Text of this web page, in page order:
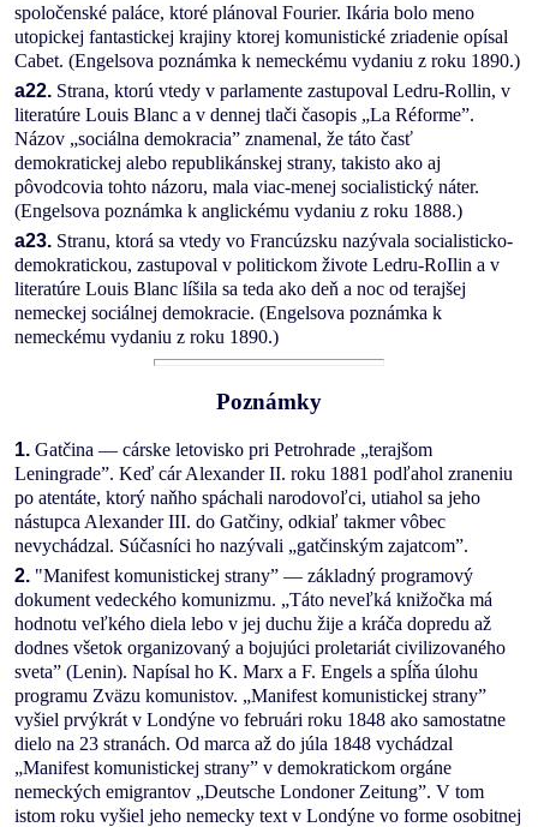
spoločenské paláce, ktoré plánoval Fourier. Ikária bolo meno
utopickej fantastickej krajiny ktorej komunistické zriadenie opísal
Cabet. (Engelsova poznámka k nemeckému vydaniu z roku 1890.)
a22. Strana, ktorú vtedy v parlamente zastupoval Ledru-Rollin, v
literatúre Louis Blanc a v dennej tlači časopis „La Réforme”.
Názov „sociálna demokracia” znamenal, že táto časť
demokratickej alebo republikánskej strany, takisto ako aj
pôvodcovia tohto názoru, mala viac-menej socialistický náter.
(Engelsova poznámka k anglickému vydaniu z roku 1888.)
a23. Stranu, ktorá sa vtedy vo Francúzsku nazývala socialisticko-
demokratickou, zastupoval v politickom živote Ledru-RoIlin a v
literatúre Louis Blanc líšila sa teda ako deň a noc od terajšej
nemeckej sociálnej demokracie. (Engelsova poznámka k
nemeckému vydaniu z roku 1890.)
Poznámky
1. Gatčina — cárske letovisko pri Petrohrade „terajšom
Leningrade”. Keď cár Alexander II. roku 1881 podľahol zraneniu
po atentáte, ktorý naňho spáchali narodovoľci, utiahol sa jeho
nástupca Alexander III. do Gatčiny, odkiaľ takmer vôbec
nevychádzal. Súčasníci ho nazývali „gatčinským zajatcom”.
2. "Manifest komunistickej strany” — základný programový
dokument vedeckého komunizmu. „Táto neveľká knižočka má
hodnotu veľkého diela lebo v jej duchu žije a kráča dopredu až
dodnes všetok organizovaný a bojujúci proletariát civilizovaného
sveta” (Lenin). Napísal ho K. Marx a F. Engels a spĺňa úlohu
programu Zväzu komunistov. „Manifest komunistickej strany”
vyšiel prvýkrát v Londýne vo februári roku 1848 ako samostatne
dielo na 23 stranách. Od marca až do júla 1848 vychádzal
„Manifest komunistickej strany” v demokratickom orgáne
nemeckých emigrantov „Deutsche Londoner Zeitung”. V tom
istom roku vyšiel jeho nemecky text v Londýne vo forme osobitnej